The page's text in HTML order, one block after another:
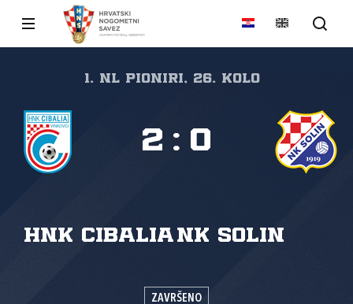
1. NL pioniri, 26. kolo
HNK Cibalia NK Solin
2 : 0
ZAVRŠENO